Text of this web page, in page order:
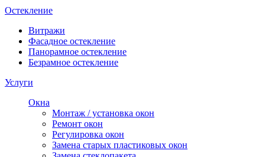
Остекление
Витражи
Фасадное остекление
Панорамное остекление
Безрамное остекление
Услуги
Окна
Монтаж / установка окон
Ремонт окон
Регулировка окон
Замена старых пластиковых окон